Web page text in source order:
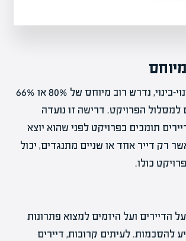
בפרויקטים של פינוי-בינוי, נדרש רוב מיוחס של 80% או 66%
למסלול הפרויקט. דרישה זו נועדה
תומכים בפרויקט לפני שהוא יוצא
רק דייר אחד או שניים מתנגדים, יכול
כולו.
הדיירים ועל היזמים למצוא פתרונות
להסכמות. לעיתים קרובות, דיירים